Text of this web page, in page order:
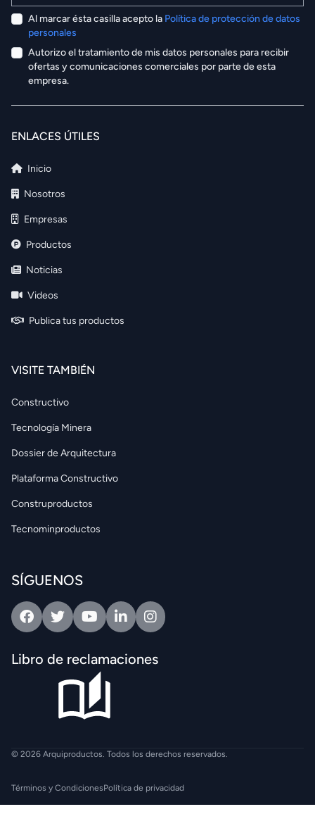
Al marcar ésta casilla acepto la Política de protección de datos
personales
Autorizo el tratamiento de mis datos personales para recibir
ofertas y comunicaciones comerciales por parte de esta
empresa.
ENLACES ÚTILES
Inicio
Nosotros
Empresas
Productos
Noticias
Videos
Publica tus productos
VISITE TAMBIÉN
Constructivo
Tecnología Minera
Dossier de Arquitectura
Plataforma Constructivo
Construproductos
Tecnominproductos
SÍGUENOS
FacebookTwitterYoutubeLinkedinIntagram
Libro de reclamaciones
© 2026 Arquiproductos. Todos los derechos reservados.
Términos y CondicionesPolítica de privacidad